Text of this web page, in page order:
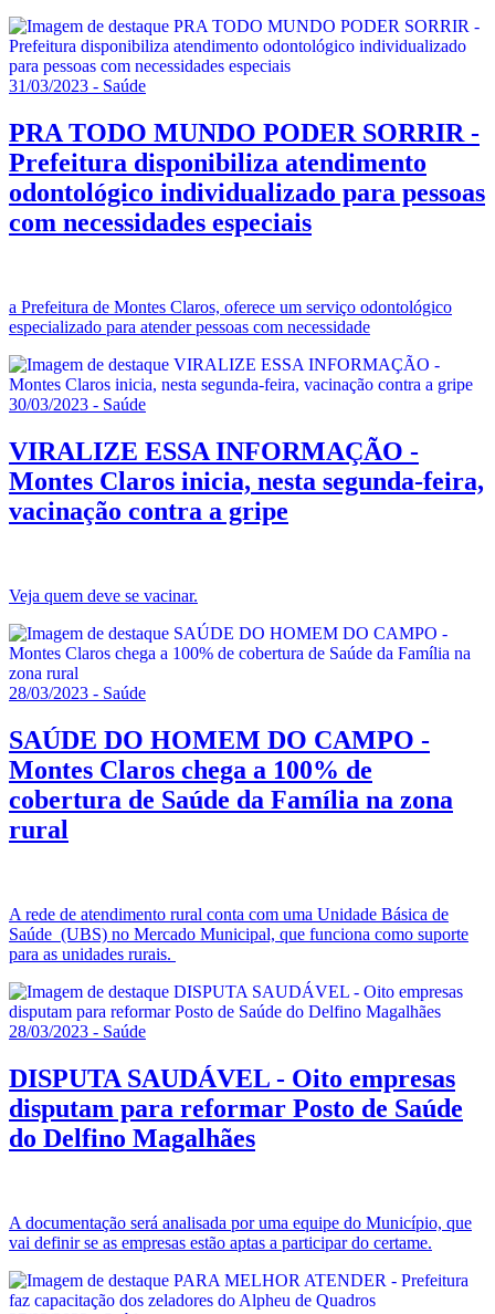
31/03/2023 - Saúde
PRA TODO MUNDO PODER SORRIR -
Prefeitura disponibiliza atendimento
odontológico individualizado para pessoas
com necessidades especiais
a Prefeitura de Montes Claros, oferece um serviço odontológico
especializado para atender pessoas com necessidade
30/03/2023 - Saúde
VIRALIZE ESSA INFORMAÇÃO -
Montes Claros inicia, nesta segunda-feira,
vacinação contra a gripe
Veja quem deve se vacinar.
28/03/2023 - Saúde
SAÚDE DO HOMEM DO CAMPO -
Montes Claros chega a 100% de
cobertura de Saúde da Família na zona
rural
A rede de atendimento rural conta com uma Unidade Básica de
Saúde (UBS) no Mercado Municipal, que funciona como suporte
para as unidades rurais.
28/03/2023 - Saúde
DISPUTA SAUDÁVEL - Oito empresas
disputam para reformar Posto de Saúde
do Delfino Magalhães
A documentação será analisada por uma equipe do Município, que
vai definir se as empresas estão aptas a participar do certame.